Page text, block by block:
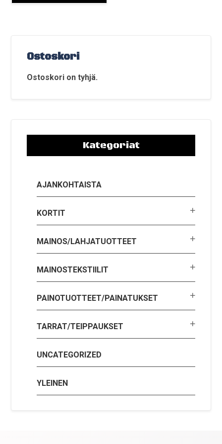
Ostoskori
Ostoskori on tyhjä.
Kategoriat
AJANKOHTAISTA
KORTIT
MAINOS/LAHJATUOTTEET
MAINOSTEKSTIILIT
PAINOTUOTTEET/PAINATUKSET
TARRAT/TEIPPAUKSET
UNCATEGORIZED
YLEINEN